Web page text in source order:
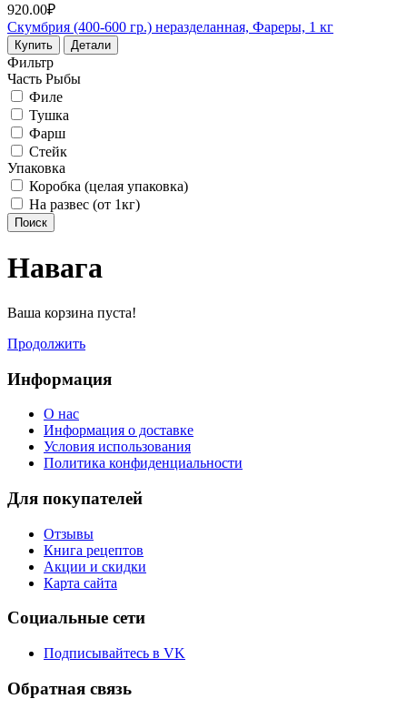
920.00₽
Скумбрия (400-600 гр.) неразделанная, Фареры, 1 кг
Купить Детали
Фильтр
Часть Рыбы
Филе
Тушка
Фарш
Стейк
Упаковка
Коробка (целая упаковка)
На развес (от 1кг)
Поиск
Навага
Ваша корзина пуста!
Продолжить
Информация
O нас
Информация о доставке
Условия использования
Политика конфиденциальности
Для покупателей
Отзывы
Книга рецептов
Акции и скидки
Карта сайта
Социальные сети
Подписывайтесь в VK
Обратная связь